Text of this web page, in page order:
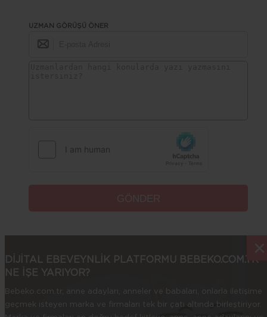
UZMAN GÖRÜŞÜ ÖNER
DİJİTAL EBEVEYNLİK PLATFORMU BEBEKO.COM.TR
NE İŞE YARIYOR?
Bebeko.com.tr, anne adayları, anneler ve babaları, onlarla iletişime
geçmek isteyen marka ve firmaları tek bir çatı altında birleştiriyor.